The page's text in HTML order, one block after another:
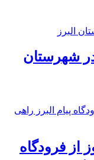
در شهرستان
از فرودگاه